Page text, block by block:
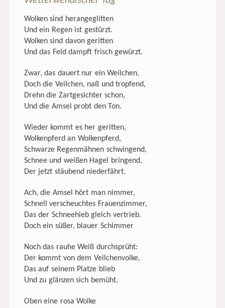
Wolken sind herangeglitten
Und ein Regen ist gestürzt.
Wolken sind davon geritten
Und das Feld dampft frisch gewürzt.
Zwar, das dauert nur ein Weilchen,
Doch die Veilchen, naß und tropfend,
Drehn die Zartgesichter schon,
Und die Amsel probt den Ton.
Wieder kommt es her geritten,
Wolkenpferd an Wolkenpferd,
Schwarze Regenmähnen schwingend,
Schnee und weißen Hagel bringend,
Der jetzt stäubend niederfährt.
Ach, die Amsel hört man nimmer,
Schnell verscheuchtes Frauenzimmer,
Das der Schneehieb gleich vertrieb.
Doch ein süßer, blauer Schimmer
Noch das rauhe Weiß durchsprüht:
Der kommt von dem Veilchenvolke,
Das auf seinem Platze blieb
Und zu glänzen sich bemüht.
Oben eine rosa Wolke